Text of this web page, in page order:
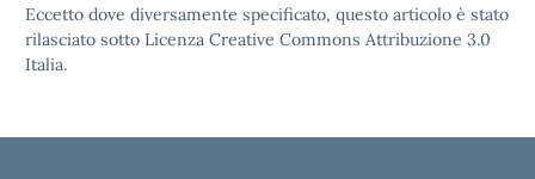
Eccetto dove diversamente specificato, questo articolo è stato
rilasciato sotto Licenza Creative Commons Attribuzione 3.0
Italia.